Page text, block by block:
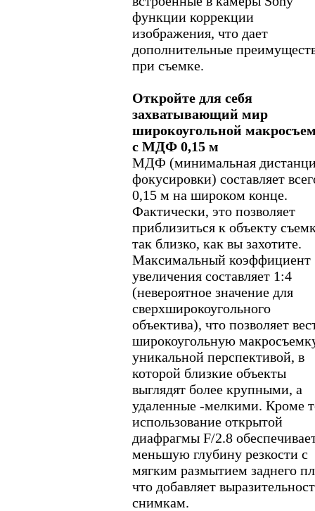
функции коррекции
изображения, что дает
дополнительные
при съемке.
Откройте для себя
захватывающий мир
широкоугольной
с МДФ 0,15 м
МДФ (минимальная
фокусировки) составляет
0,15 м на широком конце.
Фактически, это позволяет
приблизиться к объекту
так близко, как вы захотите.
Максимальный коэффициент
увеличения составляет 1:4
(невероятное значение для
сверхширокоугольного
объектива), что позволяет
широкоугольную
уникальной перспективой, в
которой близкие объекты
выглядят более крупными, а
удаленные -мелкими. Кроме
использование открытой
диафрагмы F/2.8
меньшую глубину резкости с
мягким размытием заднего
что добавляет
снимкам.